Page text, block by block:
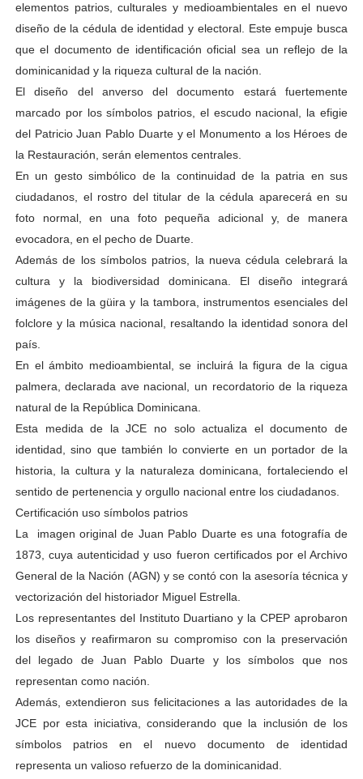
elementos patrios, culturales y medioambientales en el nuevo
diseño de la cédula de identidad y electoral. Este empuje busca
que el documento de identificación oficial sea un reflejo de la
dominicanidad y la riqueza cultural de la nación.
El diseño del anverso del documento estará fuertemente
marcado por los símbolos patrios, el escudo nacional, la efigie
del Patricio Juan Pablo Duarte y el Monumento a los Héroes de
la Restauración, serán elementos centrales.
En un gesto simbólico de la continuidad de la patria en sus
ciudadanos, el rostro del titular de la cédula aparecerá en su
foto normal, en una foto pequeña adicional y, de manera
evocadora, en el pecho de Duarte.
Además de los símbolos patrios, la nueva cédula celebrará la
cultura y la biodiversidad dominicana. El diseño integrará
imágenes de la güira y la tambora, instrumentos esenciales del
folclore y la música nacional, resaltando la identidad sonora del
país.
En el ámbito medioambiental, se incluirá la figura de la cigua
palmera, declarada ave nacional, un recordatorio de la riqueza
natural de la República Dominicana.
Esta medida de la JCE no solo actualiza el documento de
identidad, sino que también lo convierte en un portador de la
historia, la cultura y la naturaleza dominicana, fortaleciendo el
sentido de pertenencia y orgullo nacional entre los ciudadanos.
Certificación uso símbolos patrios
La imagen original de Juan Pablo Duarte es una fotografía de
1873, cuya autenticidad y uso fueron certificados por el Archivo
General de la Nación (AGN) y se contó con la asesoría técnica y
vectorización del historiador Miguel Estrella.
Los representantes del Instituto Duartiano y la CPEP aprobaron
los diseños y reafirmaron su compromiso con la preservación
del legado de Juan Pablo Duarte y los símbolos que nos
representan como nación.
Además, extendieron sus felicitaciones a las autoridades de la
JCE por esta iniciativa, considerando que la inclusión de los
símbolos patrios en el nuevo documento de identidad
representa un valioso refuerzo de la dominicanidad.